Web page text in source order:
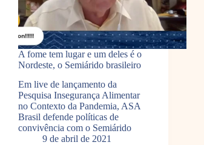
A fome tem lugar e um deles é o
Nordeste, o Semiárido brasileiro
Em live de lançamento da
Pesquisa Insegurança Alimentar
no Contexto da Pandemia, ASA
Brasil defende políticas de
convivência com o Semiárido
9 de abril de 2021